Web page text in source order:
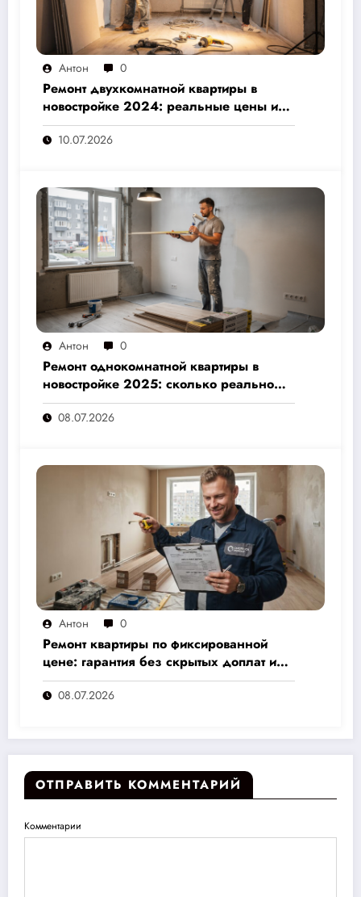
Антон 0
Ремонт двухкомнатной квартиры в
новостройке 2024: реальные цены и
скрытые расходы, которые вам не
назовут подрядчики
10.07.2026
Антон 0
Ремонт однокомнатной квартиры в
новостройке 2025: сколько реально
стоит и как не переплатить — полный
расчёт от 500 000 рублей
08.07.2026
Антон 0
Ремонт квартиры по фиксированной
цене: гарантия без скрытых доплат и
переплат
08.07.2026
ОТПРАВИТЬ КОММЕНТАРИЙ
Комментарии